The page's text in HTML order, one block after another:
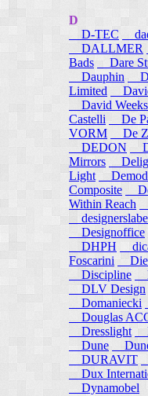
D
D-TEC
DALLMER
Bads
Dare
Dauphin
Limited
David
Castelli
De
VORM
De
DEDON
Mirrors
Light
Composite
Within Reach
Designoffice
DHPH
Foscarini
Discipline
DLV Design
Domaniecki
Douglas
Dresslight
Dune
DURAVIT
Dux
Dynamobel